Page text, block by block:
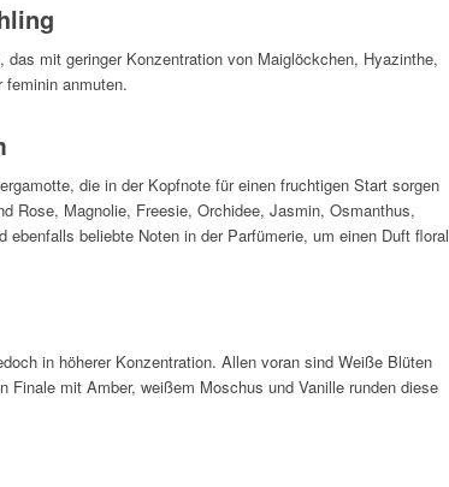
mit geringer Konzentration von Maiglöckchen, Hyazinthe,
feminin anmuten.
die in der Kopfnote für einen fruchtigen Start sorgen
Rose, Magnolie, Freesie, Orchidee, Jasmin, Osmanthus,
beliebte Noten in der Parfümerie, um einen Duft floral
in höherer Konzentration. Allen voran sind Weiße Blüten
mit Amber, weißem Moschus und Vanille runden diese